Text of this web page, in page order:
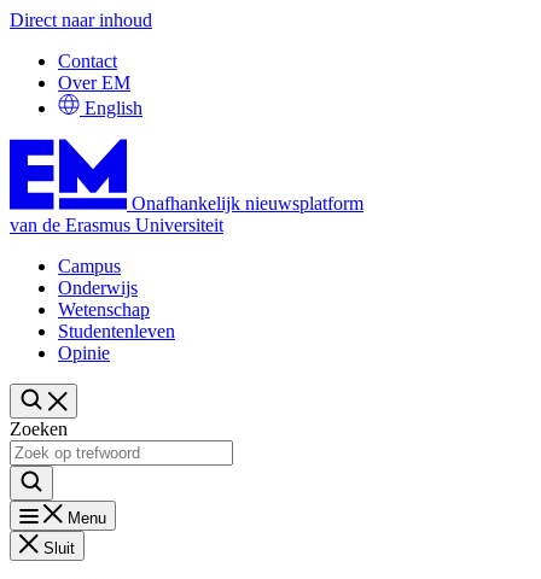
Direct naar inhoud
Contact
Over EM
English
Onafhankelijk nieuwsplatform
van de Erasmus Universiteit
Campus
Onderwijs
Wetenschap
Studentenleven
Opinie
Zoeken
Menu
Sluit